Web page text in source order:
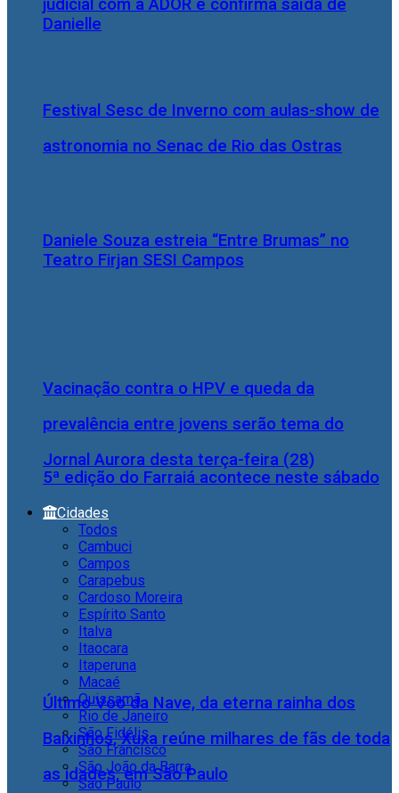
Festival Sesc de Inverno com aulas-show de
astronomia no Senac de Rio das Ostras
Vacinação contra o HPV e queda da
prevalência entre jovens serão tema do
Jornal Aurora desta terça-feira (28)
Último Voo da Nave, da eterna rainha dos
Baixinhos, Xuxa reúne milhares de fãs de toda
as idades, em São Paulo
judicial com a ADOR e confirma saída de
Danielle
Daniele Souza estreia “Entre Brumas” no
Teatro Firjan SESI Campos
5ª edição do Farraiá acontece neste sábado
Cidades
Todos
Cambuci
Campos
Carapebus
Cardoso Moreira
Espírito Santo
Italva
Itaocara
Itaperuna
Macaé
Quissamã
Rio de Janeiro
São Fidélis
São Francisco
São João da Barra
São Paulo